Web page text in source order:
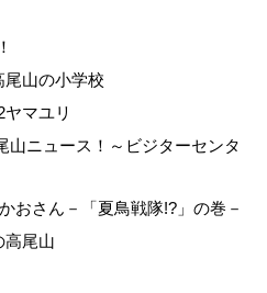
尾山の小学校
マユリ
山ニュース！～ビジターセンタ
おさん－「夏鳥戦隊!?」の巻－
高尾山